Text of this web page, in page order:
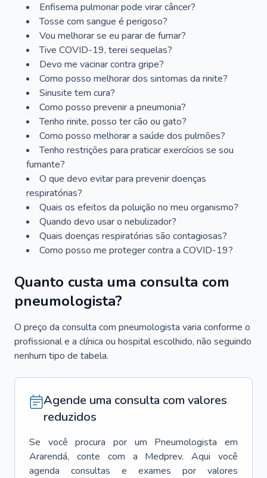
Enfisema pulmonar pode virar câncer?
Tosse com sangue é perigoso?
Vou melhorar se eu parar de fumar?
Tive COVID-19, terei sequelas?
Devo me vacinar contra gripe?
Como posso melhorar dos sintomas da rinite?
Sinusite tem cura?
Como posso prevenir a pneumonia?
Tenho rinite, posso ter cão ou gato?
Como posso melhorar a saúde dos pulmões?
Tenho restrições para praticar exercícios se sou
fumante?
O que devo evitar para prevenir doenças
respiratórias?
Quais os efeitos da poluição no meu organismo?
Quando devo usar o nebulizador?
Quais doenças respiratórias são contagiosas?
Como posso me proteger contra a COVID-19?
Quanto custa uma consulta com
pneumologista?
O preço da consulta com pneumologista varia conforme o
profissional e a clínica ou hospital escolhido, não seguindo
nenhum tipo de tabela.
Agende uma consulta com valores
reduzidos
Se você procura por um Pneumologista
em
Ararendá, conte com a Medprev. Aqui você
agenda consultas e exames por valores